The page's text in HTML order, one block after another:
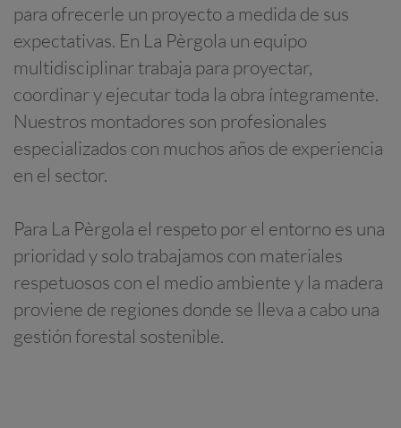
para ofrecerle un proyecto a medida de sus
expectativas. En La Pèrgola un equipo
multidisciplinar trabaja para proyectar,
coordinar y ejecutar toda la obra íntegramente.
Nuestros montadores son profesionales
especializados con muchos años de experiencia
en el sector.
Para La Pèrgola el respeto por el entorno es una
prioridad y solo trabajamos con materiales
respetuosos con el medio ambiente y la madera
proviene de regiones donde se lleva a cabo una
gestión forestal sostenible.